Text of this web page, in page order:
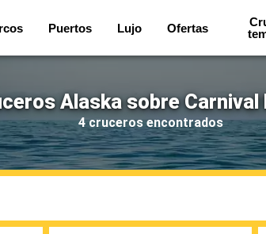
Puertos Lujo Ofertas
Alaska sobre Carnival
4 cruceros encontrados